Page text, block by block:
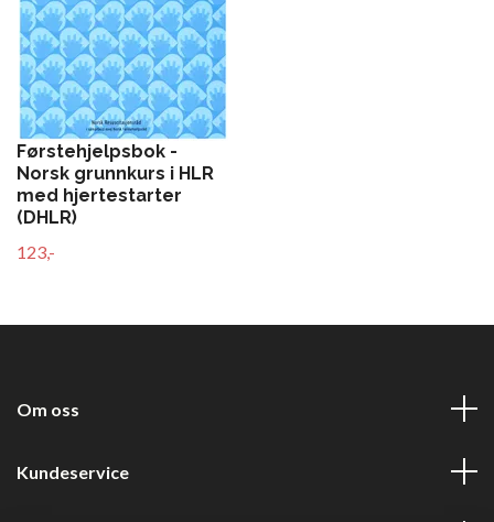
Førstehjelpsbok -
Norsk grunnkurs i HLR
med hjertestarter
(DHLR)
123,-
Om oss
Kundeservice